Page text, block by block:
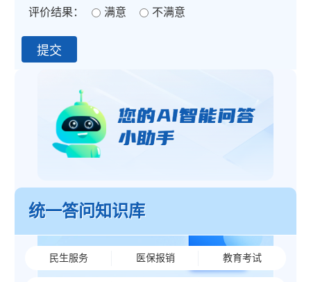
评价结果： 满意 不满意
统一答问知识库
民生服务 医保报销 教育考试